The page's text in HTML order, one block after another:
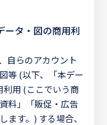
ータ・図の商用利
自らのアカウント
等 (以下、「本デー
利用 (ここでいう商
料」「販促・広告
ます。) する場合、